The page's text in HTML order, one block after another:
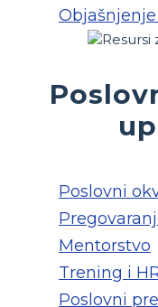
Poslovni
Mentorstvo
Trening i
Poslovni